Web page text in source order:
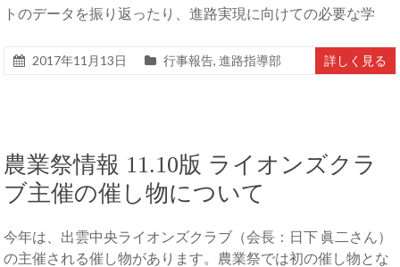
トのデータを振り返ったり、進路実現に向けての必要な学
2017年11月13日 行事報告,進路指導部 詳しく見る
農業祭情報 11.10版 ライオンズクラ
ブ主催の催し物について
今年は、出雲中央ライオンズクラブ（会長：日下 眞二さん）
の主催される催し物があります。農業祭では初の催し物とな